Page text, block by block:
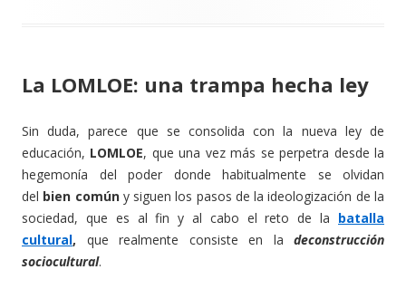
.
La LOMLOE: una trampa hecha ley
Sin duda, parece que se consolida con la nueva ley de
educación, LOMLOE, que una vez más se perpetra desde la
hegemonía del poder donde habitualmente se olvidan
del bien comúny siguen los pasos de la ideologización de la
sociedad, que es al fin y al cabo el reto de la batalla
cultural, que realmente consiste en la deconstrucción
sociocultural.